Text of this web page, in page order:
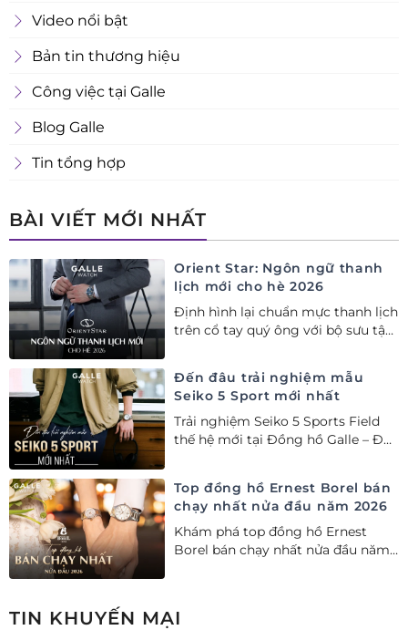
Video nổi bật
Bản tin thương hiệu
Công việc tại Galle
Blog Galle
Tin tổng hợp
BÀI VIẾT MỚI NHẤT
Orient Star: Ngôn ngữ thanh
lịch mới cho hè 2026
Định hình lại chuẩn mực thanh lịch
trên cổ tay quý ông với bộ sưu tập
Đến đâu trải nghiệm mẫu
Seiko 5 Sport mới nhất
Trải nghiệm Seiko 5 Sports Field
thế hệ mới tại Đồng hồ Galle – Đại
Top đồng hồ Ernest Borel bán
chạy nhất nửa đầu năm 2026
Khám phá top đồng hồ Ernest
Borel bán chạy nhất nửa đầu năm
TIN KHUYẾN MẠI